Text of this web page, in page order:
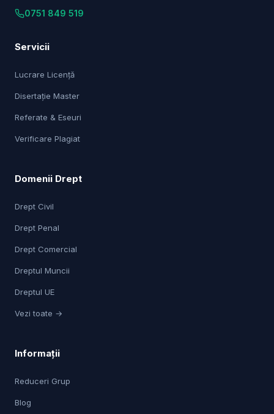
0751 849 519
Servicii
Lucrare Licență
Disertație Master
Referate & Eseuri
Verificare Plagiat
Domenii Drept
Drept Civil
Drept Penal
Drept Comercial
Dreptul Muncii
Dreptul UE
Vezi toate →
Informații
Reduceri Grup
Blog